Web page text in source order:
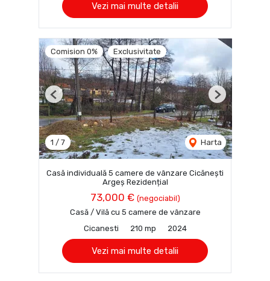
Vezi mai multe detalii
Comision 0% Exclusivitate
1 / 7 Harta
Previous Next
Casă individuală 5 camere de vânzare Cicănești
Argeș Rezidențial
73,000 € (negociabil)
Casă / Vilă cu 5 camere de vânzare
Cicanesti
210 mp 2024
Vezi mai multe detalii